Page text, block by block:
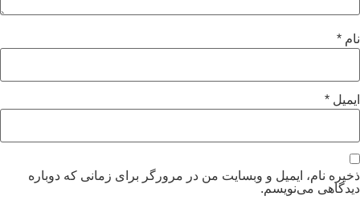
نام *
ایمیل *
ذخیره نام، ایمیل و وبسایت من در مرورگر برای زمانی که دوباره
دیدگاهی می‌نویسم.